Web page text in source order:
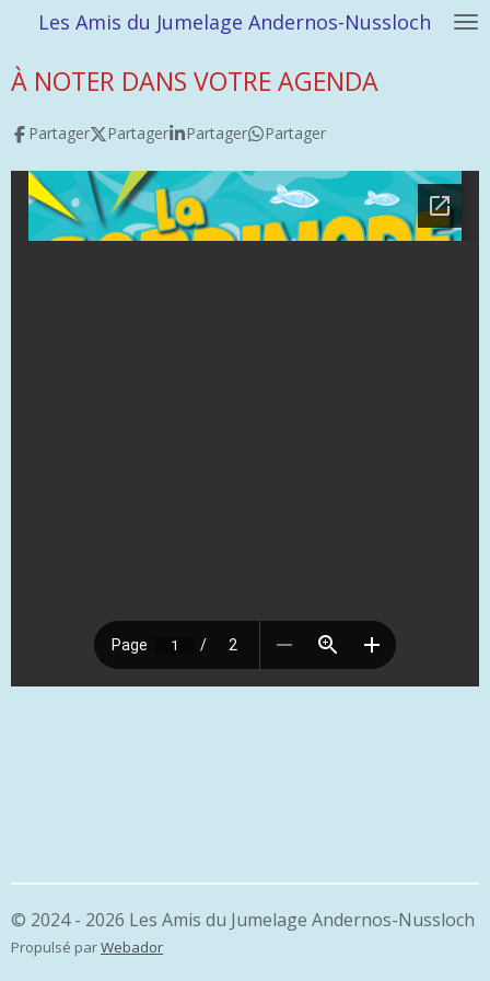
Passer
contenu
Les Amis du Jumelage Andernos-Nussloch
À NOTER DANS VOTRE AGENDA
Partager Partager Partager Partager
© 2024 - 2026 Les Amis du Jumelage Andernos-Nussloch
Propulsé parWebador